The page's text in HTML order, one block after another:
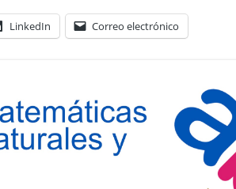
LinkedIn Correo electrónico